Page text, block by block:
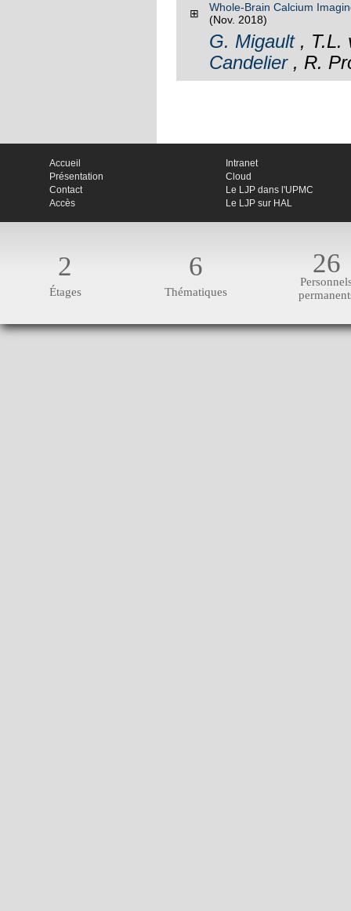
⊞
Whole-Brain Calcium
(Nov. 2018)
G. Migault, T.L.
Candelier, R.
Accueil
Présentation
Contact
Accès
Intranet
Cloud
Le LJP dans l'UPMC
Le LJP sur HAL
2
Étages
6
Thématiques
26